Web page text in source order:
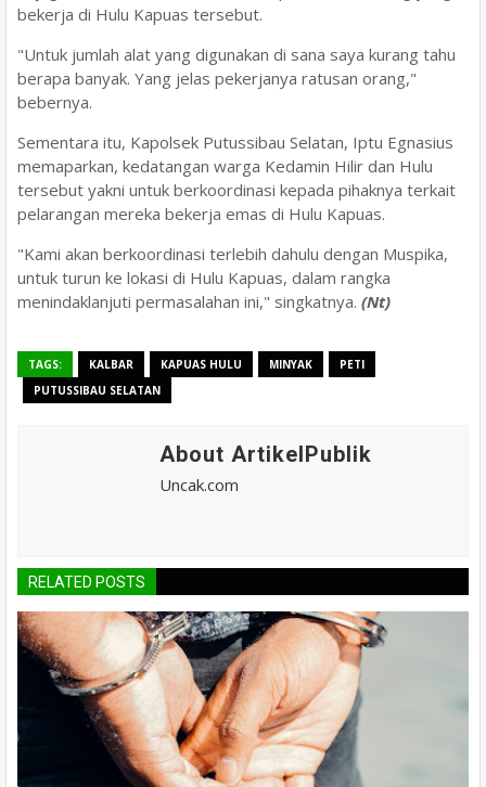
bekerja di Hulu Kapuas tersebut.
"Untuk jumlah alat yang digunakan di sana saya kurang tahu
berapa banyak. Yang jelas pekerjanya ratusan orang,"
bebernya.
Sementara itu, Kapolsek Putussibau Selatan, Iptu Egnasius
memaparkan, kedatangan warga Kedamin Hilir dan Hulu
tersebut yakni untuk berkoordinasi kepada pihaknya terkait
pelarangan mereka bekerja emas di Hulu Kapuas.
"Kami akan berkoordinasi terlebih dahulu dengan Muspika,
untuk turun ke lokasi di Hulu Kapuas, dalam rangka
menindaklanjuti permasalahan ini," singkatnya. (Nt)
TAGS: KALBAR KAPUAS HULU MINYAK
PETI
PUTUSSIBAU SELATAN
About ArtikelPublik
Uncak.com
RELATED POSTS